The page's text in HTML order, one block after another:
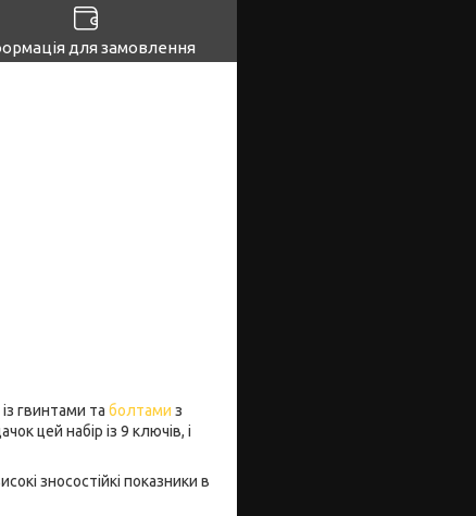
для замовлення
гвинтами та болтами з
цей набір із 9 ключів, і
зносостійкі показники в